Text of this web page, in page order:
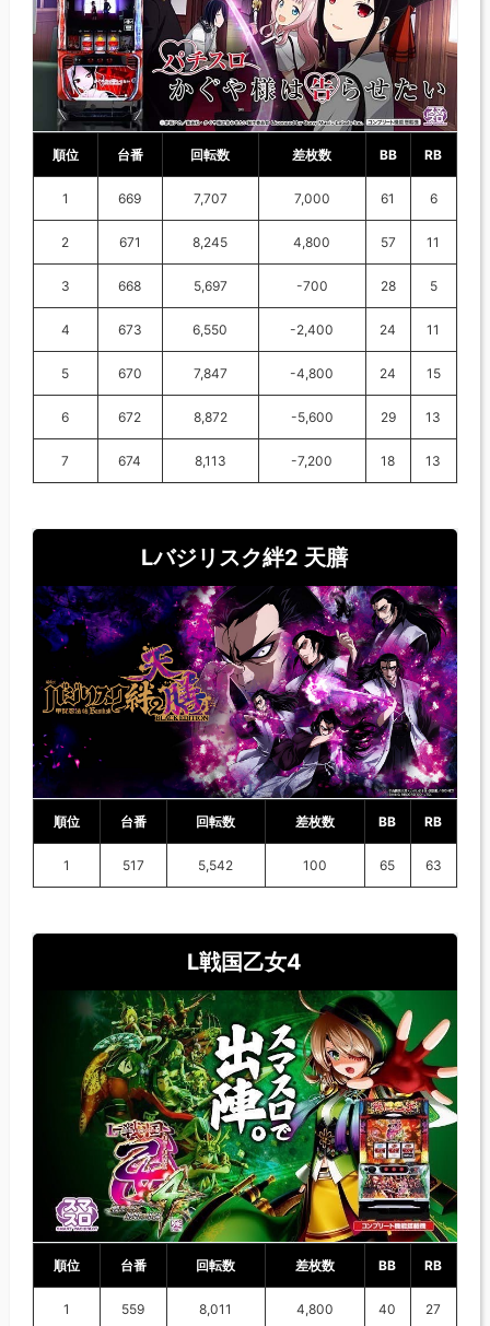
順位 台番 回転数 差枚数 BB RB
1 669 7,707 7,000 61 6
2 671 8,245 4,800 57 11
3 668 5,697 -700 28 5
4 673 6,550 -2,400 24 11
5 670 7,847 -4,800 24 15
6 672 8,872 -5,600 29 13
7 674 8,113 -7,200 18 13
Lバジリスク絆2 天膳
順位 台番 回転数 差枚数 BB RB
1 517 5,542 100 65 63
L戦国乙女4
順位 台番 回転数 差枚数 BB RB
1 559 8,011 4,800 40 27